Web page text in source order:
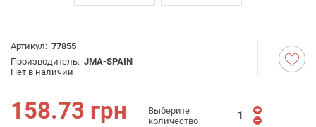
Артикул: 77855
Производитель: JMA-SPAIN
Нет в наличии
158.73 грн
Выберите
количество